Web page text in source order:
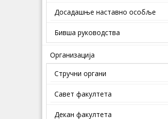
Досадашње наставно особље
Бивша руководства
Организација
Стручни органи
Савет факултета
Декан факултета